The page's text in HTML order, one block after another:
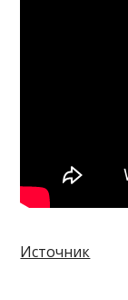
Источник